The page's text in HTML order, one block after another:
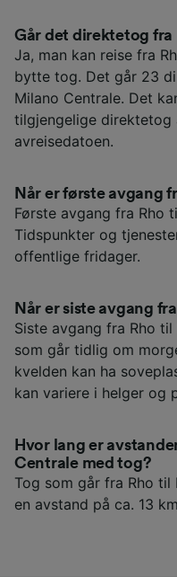
Går det direktetog
Ja, man kan reise fra
bytte tog. Det går 23
Milano Centrale. Det
tilgjengelige direktetog
avreisedatoen.
Når er første avgang
Første avgang fra Rho
Tidspunkter og
offentlige fridager.
Når er siste avgang
Siste avgang fra Rho
som går tidlig om
kvelden kan ha
kan variere i helger og
Hvor lang er
Centrale med tog?
Tog som går fra Rho
en avstand på ca. 13